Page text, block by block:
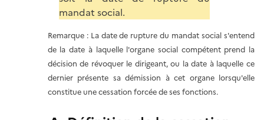
mandat social.
Remarque : La date de rupture du mandat social s'entend
de la date à laquelle l'organe social compétent prend la
décision de révoquer le dirigeant, ou la date à laquelle ce
dernier présente sa démission à cet organe lorsqu'elle
constitue une cessation forcée de ses fonctions.